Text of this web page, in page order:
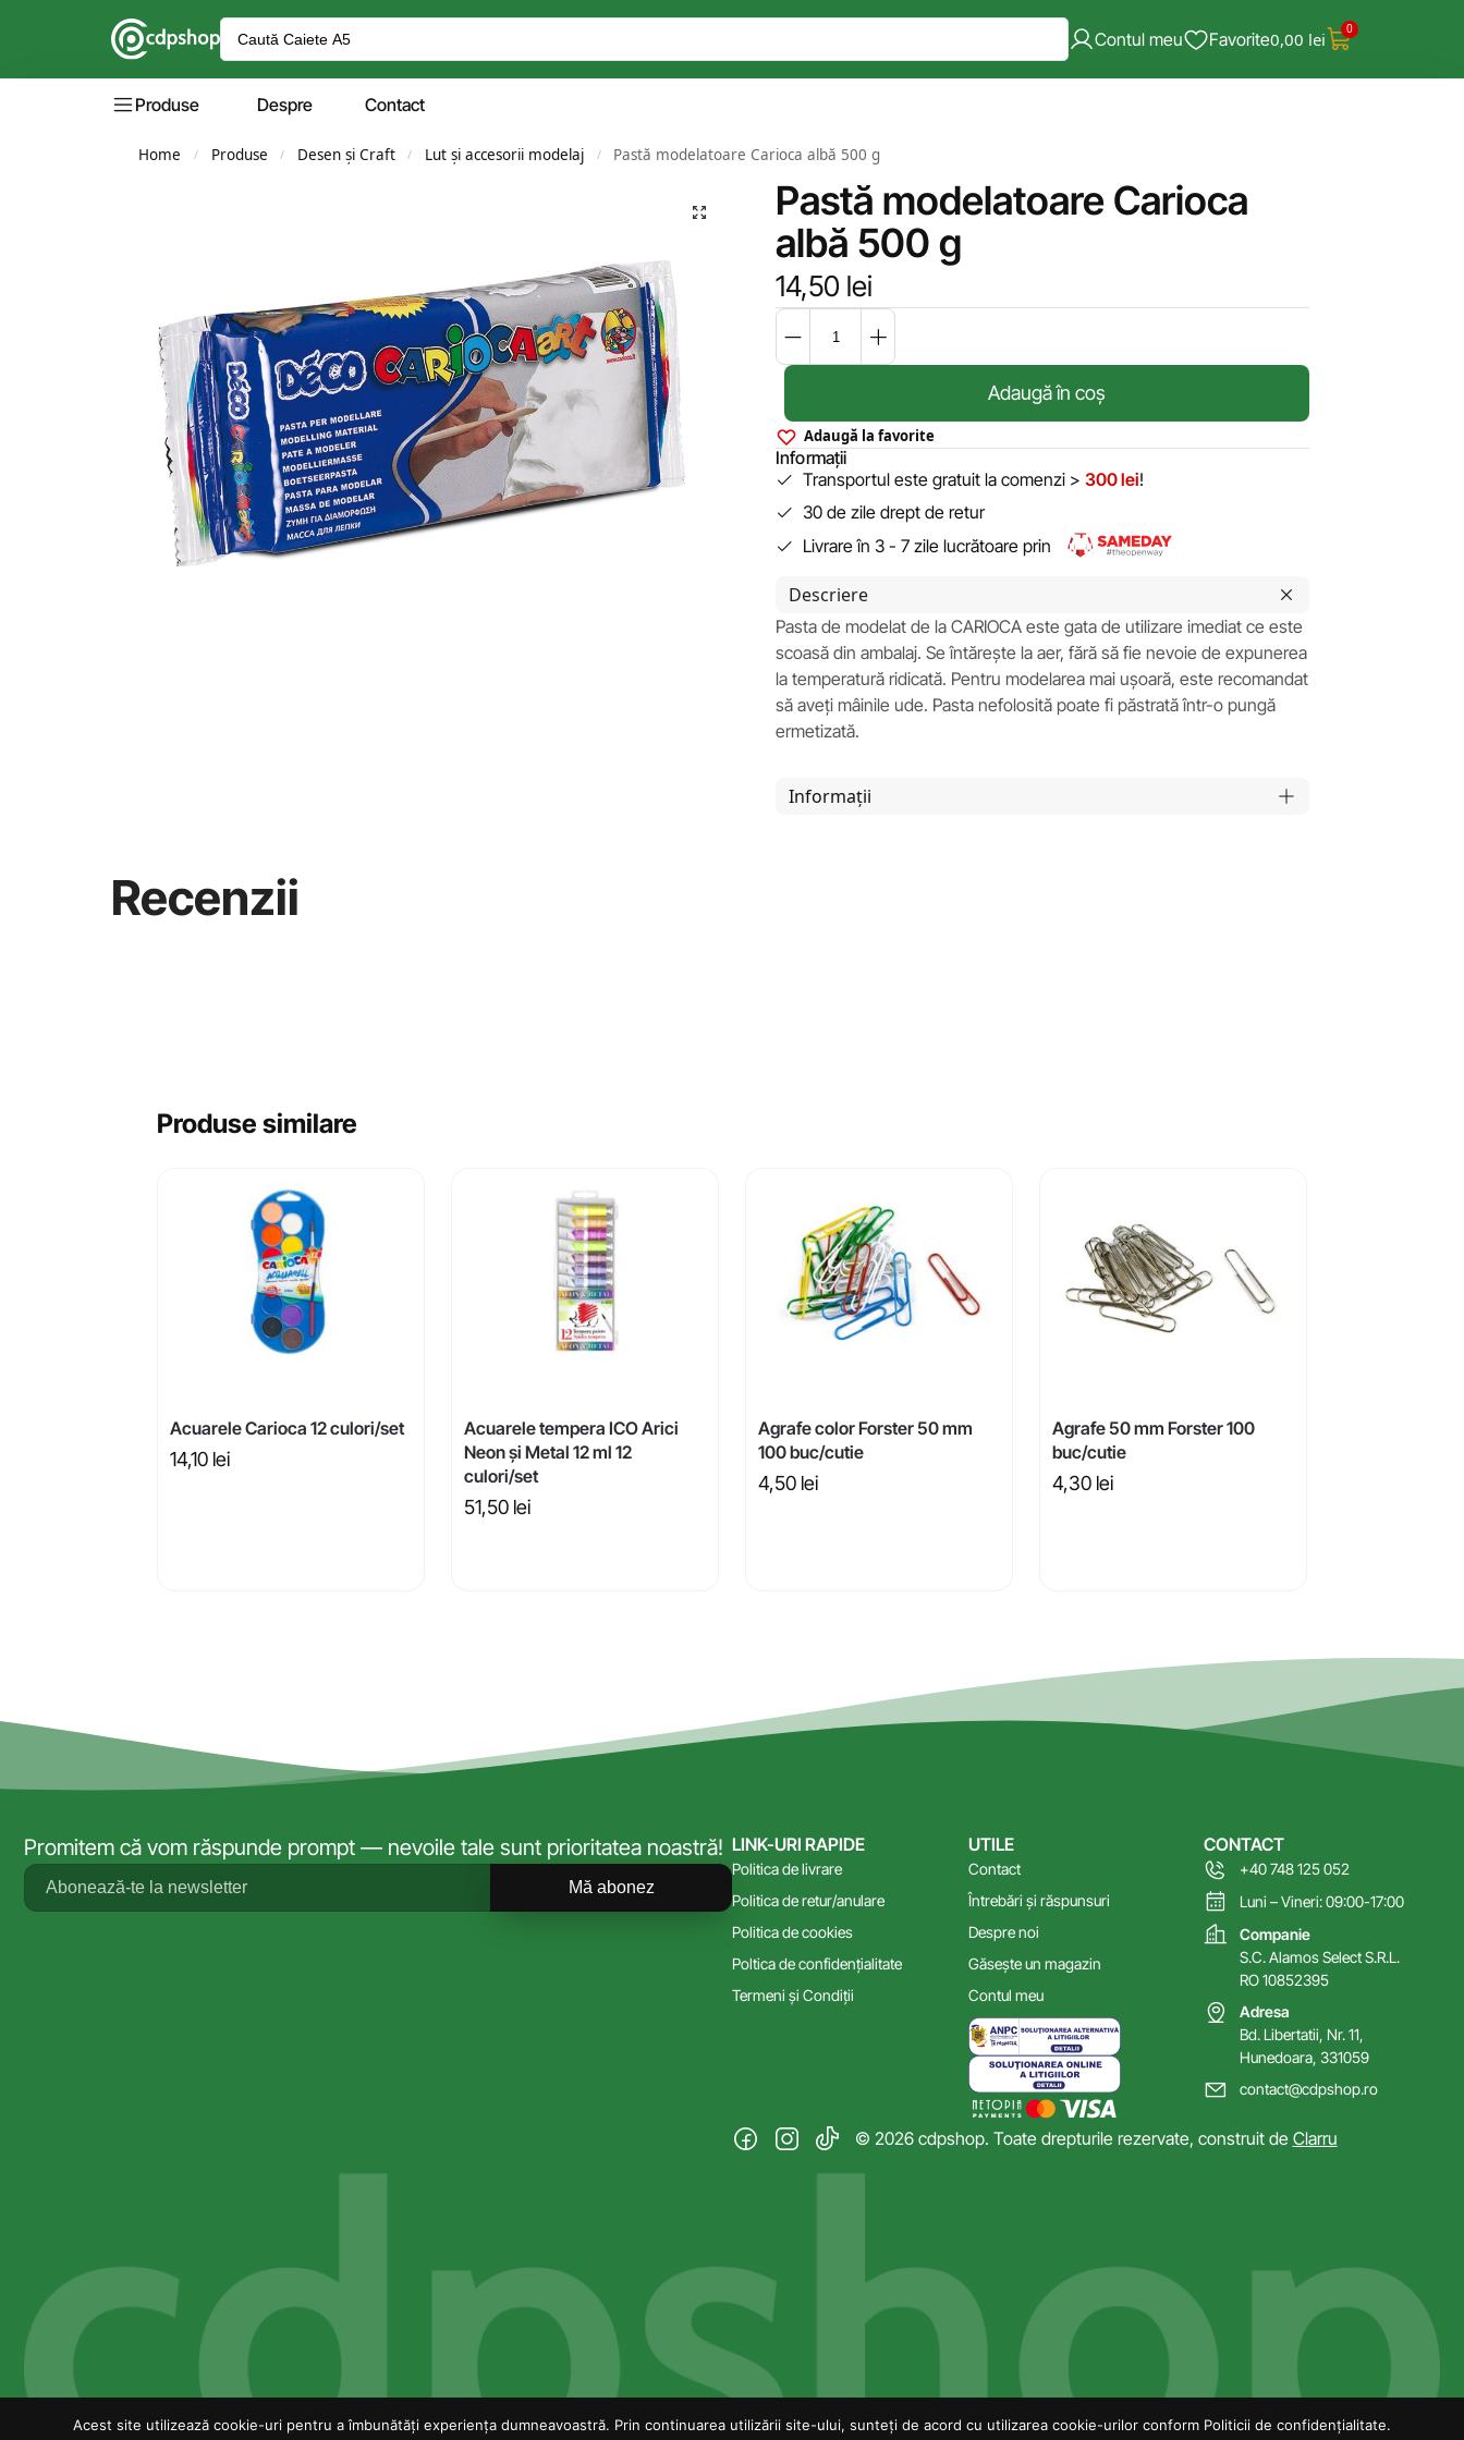
Contul meu Favorite0,00 lei 0
Produse Despre Contact
Home / Produse / Desen și Craft / Lut și accesorii modelaj / Pastă modelatoare Carioca albă 500 g
Pastă modelatoare Carioca
albă 500 g
14,50 lei
Adaugă în coș
Adaugă la favorite
Informații
Transportul este gratuit la comenzi > 300 lei!
30 de zile drept de retur
Livrare în 3 - 7 zile lucrătoare prin
Descriere
Pasta de modelat de la CARIOCA este gata de utilizare imediat ce este
scoasă din ambalaj. Se întărește la aer, fără să fie nevoie de expunerea
la temperatură ridicată. Pentru modelarea mai ușoară, este recomandat
să aveți mâinile ude. Pasta nefolosită poate fi păstrată într-o pungă
ermetizată.
Informații
Recenzii
Produse similare
Acuarele Carioca 12 culori/set
14,10 lei
Acuarele tempera ICO Arici
Neon și Metal 12 ml 12
culori/set
51,50 lei
Agrafe color Forster 50 mm
100 buc/cutie
4,50 lei
Agrafe 50 mm Forster 100
buc/cutie
4,30 lei
Promitem că vom răspunde prompt — nevoile tale sunt prioritatea noastră!
Mă abonez
LINK-URI RAPIDE
Politica de livrare
Politica de retur/anulare
Politica de cookies
Poltica de confidențialitate
Termeni și Condiții
UTILE
Contact
Întrebări și răspunsuri
Despre noi
Găsește un magazin
Contul meu
CONTACT
+40 748 125 052
Luni – Vineri: 09:00-17:00
Companie
S.C. Alamos Select S.R.L.
RO 10852395
Adresa
Bd. Libertatii, Nr. 11,
Hunedoara, 331059
contact@cdpshop.ro
© 2026 cdpshop. Toate drepturile rezervate, construit de Clarru
Acest site utilizează cookie-uri pentru a îmbunătăți experiența dumneavoastră. Prin continuarea utilizării site-ului, sunteți de acord cu utilizarea cookie-urilor conform Politicii de confidențialitate.